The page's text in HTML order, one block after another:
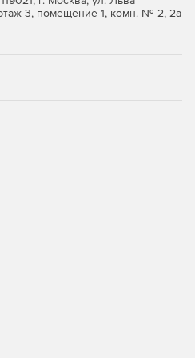
маршрутов, валидация
точек продаж и
территориального
построение тепловых карт,
для открытия новых точек.
интеграция поиска
объектов на карте,
3, помещение 1, комн. № 2, 2а